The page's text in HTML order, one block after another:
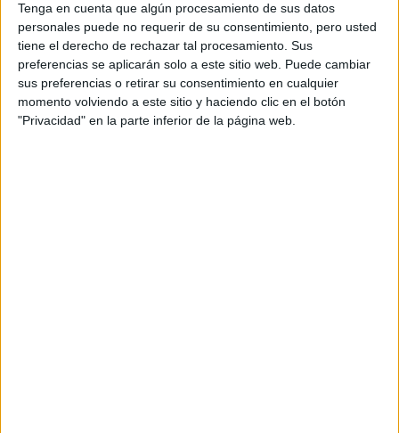
Tenga en cuenta que algún procesamiento de sus datos
personales puede no requerir de su consentimiento, pero usted
tiene el derecho de rechazar tal procesamiento. Sus
preferencias se aplicarán solo a este sitio web. Puede cambiar
sus preferencias o retirar su consentimiento en cualquier
momento volviendo a este sitio y haciendo clic en el botón
"Privacidad" en la parte inferior de la página web.